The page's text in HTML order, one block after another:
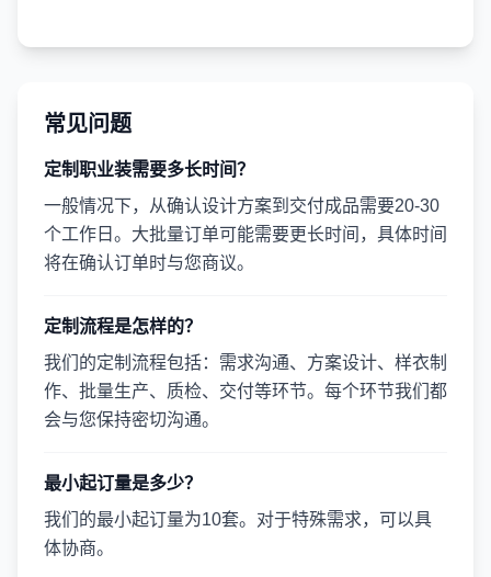
常见问题
定制职业装需要多长时间？
一般情况下，从确认设计方案到交付成品需要20-30
个工作日。大批量订单可能需要更长时间，具体时间
将在确认订单时与您商议。
定制流程是怎样的？
我们的定制流程包括：需求沟通、方案设计、样衣制
作、批量生产、质检、交付等环节。每个环节我们都
会与您保持密切沟通。
最小起订量是多少？
我们的最小起订量为10套。对于特殊需求，可以具
体协商。